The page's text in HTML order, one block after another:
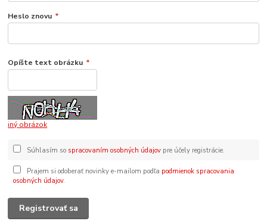
Heslo znovu *
Opíšte text obrázku *
iný obrázok
Súhlasím so spracovaním osobných údajovpre účely registrácie.
Prajem si odoberať novinky e-mailom podľa podmienok spracovania
osobných údajov.
Registrovať sa